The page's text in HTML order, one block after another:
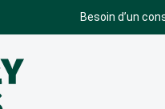
Besoin d’un